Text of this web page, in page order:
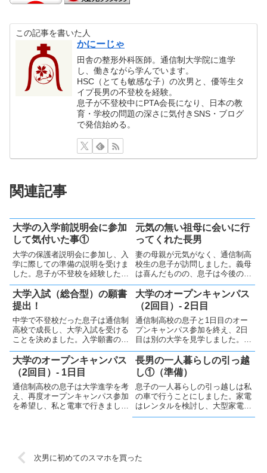
この記事を書いた人
かにーじゃ
田舎の整形外科医師。通信制大学院に進学
し、働きながら学んでいます。
HSC（とても敏感な子）の次男と、優等生タ
イプ長男の不登校を経験。
息子が不登校中にPTA会長になり、日本の教
育・学校の問題の深さに気付きSNS・ブログ
で発信始める。
関連記事
大学の入学前説明会に参加
して気付いた事①
大学の保護者説明会に参加し、入
学に際しての準備の説明を受けま
した。息子が不登校を経験したこ
とで得た「自分で考え、道を切り
開く力」の重要性を再認識しまし
た
元気の無い祖母に会いに行
ってくれた長男
妻の母親が元気がなく、通信制高
校生の息子が訪問しました。義母
は喜んだものの、息子は今後の頻
繁な訪問を渋り始めたようです。
そういう年頃でしょうかね？
大学入試（総合型）の願書
提出！
中学で不登校だった息子は通信制
高校で成長し、大学入試を受ける
ことを決めました。入学願書の志
望理由書を親に少し相談してきま
したが、基本的には自分で準備し
ました。いよいよ大学入試です！
大学のオープンキャンパス
（2回目）- 2日目
通信制高校の息子と1日目のオー
プンキャンパス参加を終え、2日
目は別の大学を見学しました。長
男は自分で調べておらず、私が先
導しました。建物とその周囲の環
境だけを見て、学校内には入りま
せんでした。
大学のオープンキャンパス
（2回目）- 1日目
通信制高校の息子は大学進学を考
え、再度オープンキャンパス参加
を希望し、私と電車で行きまし
長男の一人暮らしの引っ越
し①（準備）
息子の一人暮らしの引っ越しは私
の車で行うことにしました。家電
はレンタルを検討し、大型家電は
借りる方針ですが、机はこだわり
きるか少し心配です。
次男に初めてのスマホを買った